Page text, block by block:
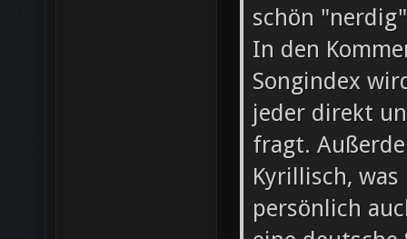
schön
In den
Songindex
jeder direkt
fragt.
Kyrillisch,
persönlich